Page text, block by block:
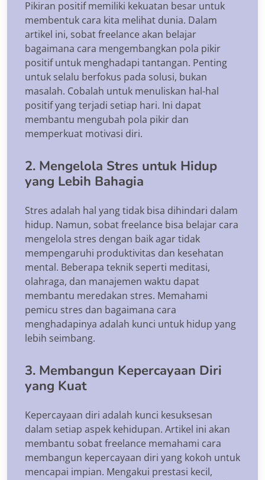
Pikiran positif memiliki kekuatan besar untuk
membentuk cara kita melihat dunia. Dalam
artikel ini, sobat freelance akan belajar
bagaimana cara mengembangkan pola pikir
positif untuk menghadapi tantangan. Penting
untuk selalu berfokus pada solusi, bukan
masalah. Cobalah untuk menuliskan hal-hal
positif yang terjadi setiap hari. Ini dapat
membantu mengubah pola pikir dan
memperkuat motivasi diri.
2. Mengelola Stres untuk Hidup
yang Lebih Bahagia
Stres adalah hal yang tidak bisa dihindari dalam
hidup. Namun, sobat freelance bisa belajar cara
mengelola stres dengan baik agar tidak
mempengaruhi produktivitas dan kesehatan
mental. Beberapa teknik seperti meditasi,
olahraga, dan manajemen waktu dapat
membantu meredakan stres. Memahami
pemicu stres dan bagaimana cara
menghadapinya adalah kunci untuk hidup yang
lebih seimbang.
3. Membangun Kepercayaan Diri
yang Kuat
Kepercayaan diri adalah kunci kesuksesan
dalam setiap aspek kehidupan. Artikel ini akan
membantu sobat freelance memahami cara
membangun kepercayaan diri yang kokoh untuk
mencapai impian. Mengakui prestasi kecil,